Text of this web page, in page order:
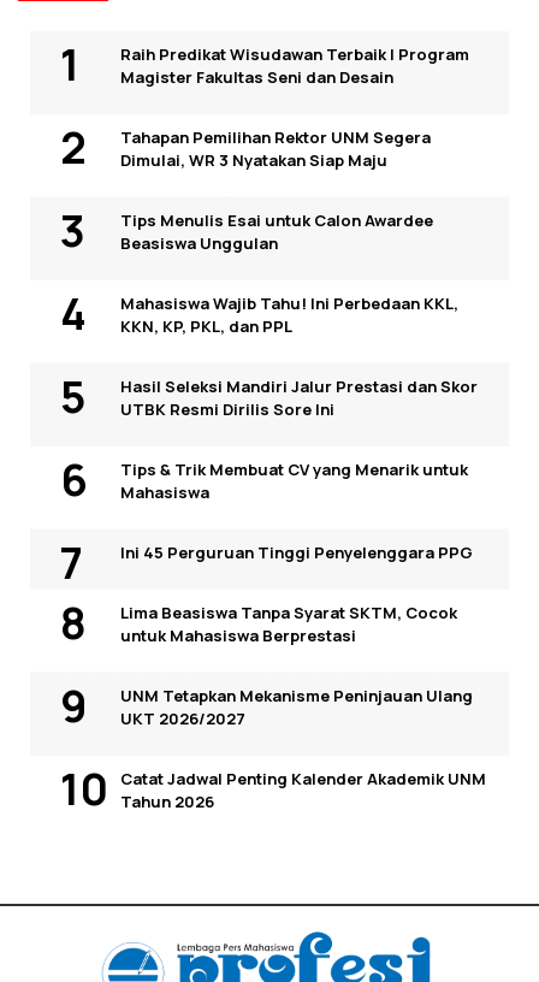
Raih Predikat Wisudawan Terbaik I Program
Magister Fakultas Seni dan Desain
Tahapan Pemilihan Rektor UNM Segera
Dimulai, WR 3 Nyatakan Siap Maju
Tips Menulis Esai untuk Calon Awardee
Beasiswa Unggulan
Mahasiswa Wajib Tahu! Ini Perbedaan KKL,
KKN, KP, PKL, dan PPL
Hasil Seleksi Mandiri Jalur Prestasi dan Skor
UTBK Resmi Dirilis Sore Ini
Tips & Trik Membuat CV yang Menarik untuk
Mahasiswa
Ini 45 Perguruan Tinggi Penyelenggara PPG
Lima Beasiswa Tanpa Syarat SKTM, Cocok
untuk Mahasiswa Berprestasi
UNM Tetapkan Mekanisme Peninjauan Ulang
UKT 2026/2027
Catat Jadwal Penting Kalender Akademik UNM
Tahun 2026